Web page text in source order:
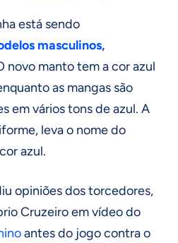
está sendo
masculinos,
novo manto tem a cor azul
as mangas são
em vários tons de azul. A
leva o nome do
azul.
opiniões dos torcedores,
Cruzeiro em vídeo do
antes do jogo contra o